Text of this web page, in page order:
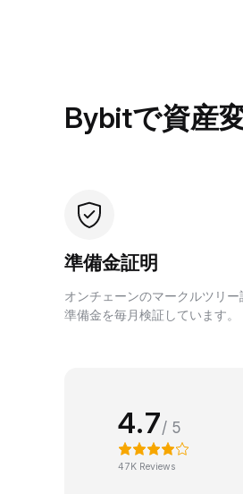
Bybitで資産
準備金証明
オンチェーンのマークルツリ
準備金を毎月検証しています。
4.7/ 5
47K Reviews